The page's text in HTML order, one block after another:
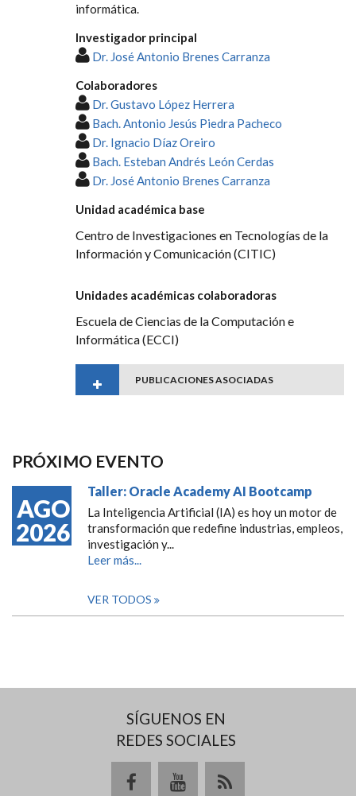
informática.
Investigador principal
Dr. José Antonio Brenes Carranza
Colaboradores
Dr. Gustavo López Herrera
Bach. Antonio Jesús Piedra Pacheco
Dr. Ignacio Díaz Oreiro
Bach. Esteban Andrés León Cerdas
Dr. José Antonio Brenes Carranza
Unidad académica base
Centro de Investigaciones en Tecnologías de la
Información y Comunicación (CITIC)
Unidades académicas colaboradoras
Escuela de Ciencias de la Computación e
Informática (ECCI)
PUBLICACIONES ASOCIADAS
PRÓXIMO EVENTO
AGO
2026
Taller: Oracle Academy AI Bootcamp
La Inteligencia Artificial (IA) es hoy un motor de
transformación que redefine industrias, empleos,
investigación y...
Leer más...
VER TODOS
SÍGUENOS EN
REDES SOCIALES